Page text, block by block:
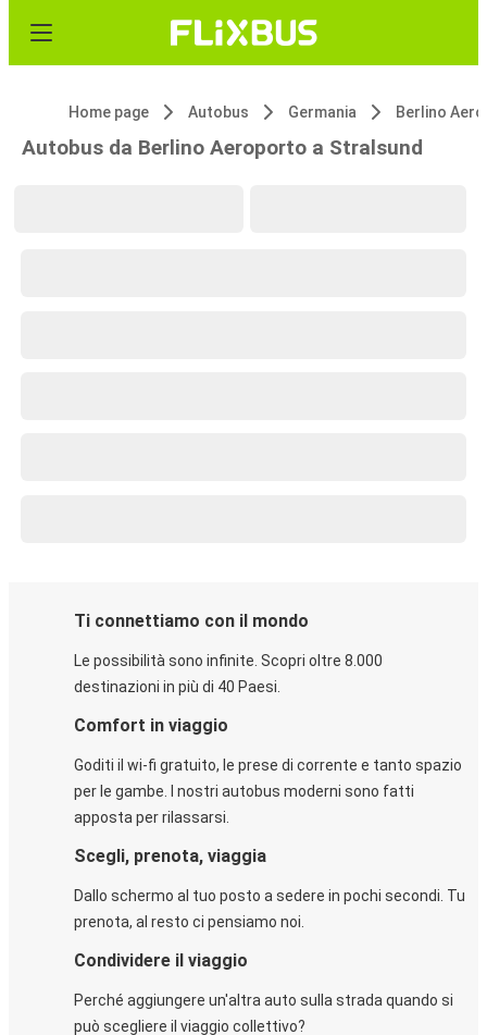
Home page Autobus Germania Berlino
Autobus da Berlino Aeroporto a Stralsund
Ti connettiamo con il mondo
Le possibilità sono infinite. Scopri oltre 8.000
destinazioni in più di 40 Paesi.
Comfort in viaggio
Goditi il wi-fi gratuito, le prese di corrente e tanto spazio
per le gambe. I nostri autobus moderni sono fatti
apposta per rilassarsi.
Scegli, prenota, viaggia
Dallo schermo al tuo posto a sedere in pochi secondi. Tu
prenota, al resto ci pensiamo noi.
Condividere il viaggio
Perché aggiungere un'altra auto sulla strada quando si
può scegliere il viaggio collettivo?